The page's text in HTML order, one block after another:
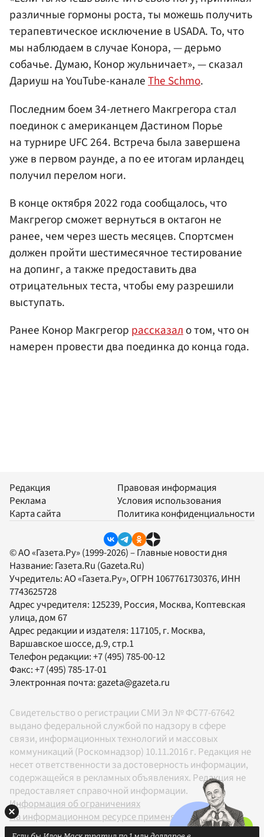
различные гормоны роста, ты можешь получить
терапевтическое исключение в USADA. То, что
мы наблюдаем в случае Конора, — дерьмо
собачье. Думаю, Конор жульничает», — сказал
Дариуш на YouTube-каналеThe Schmo.
Последним боем 34-летнего Макгрегора стал
поединок с американцем Дастином Порье
на турнире UFC 264. Встреча была завершена
уже в первом раунде, а по ее итогам ирландец
получил перелом ноги.
В конце октября 2022 года сообщалось, что
Макгрегор сможет вернуться в октагон не
ранее, чем через шесть месяцев. Спортсмен
должен пройти шестимесячное тестирование
на допинг, а также предоставить два
отрицательных теста, чтобы ему разрешили
выступать.
Ранее Конор Макгрегор рассказало том, что он
намерен провести два поединка до конца года.
Редакция
Реклама
Карта сайта
Правовая информация
Условия использования
Политика конфиденциальности
© АО «Газета.Ру» (1999-2026) – Главные новости дня
Название: Газета.Ru (Gazeta.Ru)
Учредитель:АО «Газета.Ру», ОГРН 1067761730376, ИНН
7743625728
Адрес учредителя: 125239, Россия, Москва, Коптевская
улица, дом 67
Адрес редакции и издателя: 117105, г. Москва,
Варшавское шоссе, д.9, стр.1
Телефон редакции:+7 (495) 785-00-12
Факс:+7 (495) 785-17-01
Электронная почта:gazeta@gazeta.ru
Свидетельство о регистрации СМИ Эл № ФС77-67642
выдано федеральной службой по надзору в сфере
связи, информационных технологий и массовых
коммуникаций (Роскомнадзор) 10.11.2016 г. Редакция не
несет ответственности за достоверность информации,
содержащейся в рекламных объявлениях. Редакция не
предоставляет справочной информации.
Информация об ограничениях
На информационном ресурсе применяются
рекомендательные технологии в соответствии с